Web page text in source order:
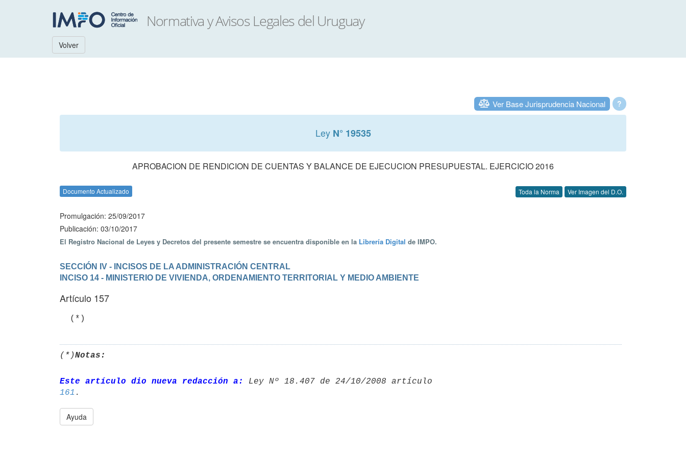
Volver
?
Ver Base Jurisprudencia Nacional
Ley N° 19535
APROBACION DE RENDICION DE CUENTAS Y BALANCE DE EJECUCION PRESUPUESTAL. EJERCICIO 2016
Documento Actualizado Toda la Norma Ver Imagen del D.O.
Promulgación: 25/09/2017
Publicación: 03/10/2017
El Registro Nacional de Leyes y Decretos del presente semestre se encuentra disponible en la Librería Digital de IMPO.
SECCIÓN IV - INCISOS DE LA ADMINISTRACIÓN CENTRAL
INCISO 14 - MINISTERIO DE VIVIENDA, ORDENAMIENTO TERRITORIAL Y MEDIO AMBIENTE
Artículo 157
(*)Notas:
Este artículo dio nueva redacción a:
161
Ayuda